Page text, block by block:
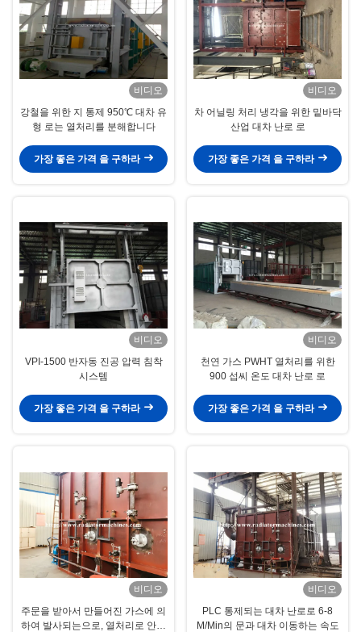
비디오
강철을 위한 지 통제 950℃ 대차 유
형 로는 열처리를 분해합니다
가장 좋은 가격 을 구하라
비디오
차 어닐링 처리 냉각을 위한 밑바닥
산업 대차 난로 로
가장 좋은 가격 을 구하라
비디오
VPI-1500 반자동 진공 압력 침착
시스템
가장 좋은 가격 을 구하라
비디오
천연 가스 PWHT 열처리를 위한
900 섭씨 온도 대차 난로 로
가장 좋은 가격 을 구하라
비디오
주문을 받아서 만들어진 가스에 의
하여 발사되는으로, 열처리로 안정
비디오
PLC 통제되는 대차 난로로 6-8
M/Min의 문과 대차 이동하는 속도